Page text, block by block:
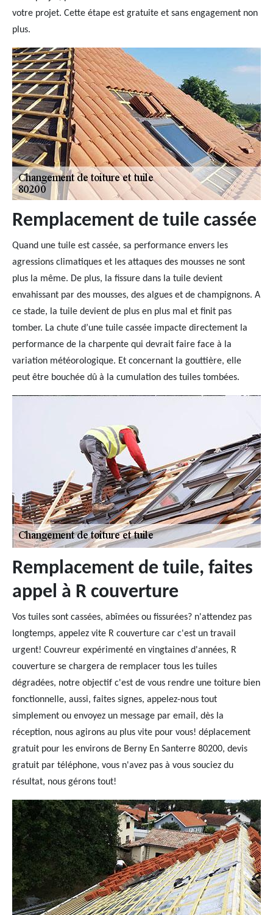
votre projet. Cette étape est gratuite et sans engagement non
plus.
Remplacement de tuile cassée
Quand une tuile est cassée, sa performance envers les
agressions climatiques et les attaques des mousses ne sont
plus la même. De plus, la fissure dans la tuile devient
envahissant par des mousses, des algues et de champignons. A
ce stade, la tuile devient de plus en plus mal et finit pas
tomber. La chute d’une tuile cassée impacte directement la
performance de la charpente qui devrait faire face à la
variation météorologique. Et concernant la gouttière, elle
peut être bouchée dû à la cumulation des tuiles tombées.
Remplacement de tuile, faites
appel à R couverture
Vos tuiles sont cassées, abîmées ou fissurées? n'attendez pas
longtemps, appelez vite R couverture car c'est un travail
urgent! Couvreur expérimenté en vingtaines d'années, R
couverture se chargera de remplacer tous les tuiles
dégradées, notre objectif c'est de vous rendre une toiture bien
fonctionnelle, aussi, faites signes, appelez-nous tout
simplement ou envoyez un message par email, dès la
réception, nous agirons au plus vite pour vous! déplacement
gratuit pour les environs de Berny En Santerre 80200, devis
gratuit par téléphone, vous n'avez pas à vous souciez du
résultat, nous gérons tout!